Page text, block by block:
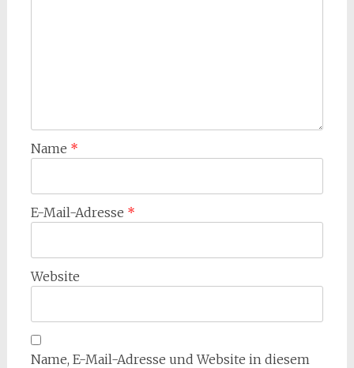
Name *
E-Mail-Adresse *
Website
Name, E-Mail-Adresse und Website in diesem